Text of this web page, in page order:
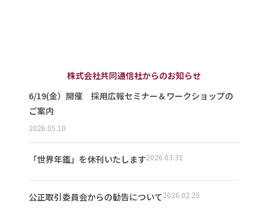
株式会社共同通信社からのお知らせ
6/19(金）開催 採用広報セミナー＆ワークショップの
ご案内
2026.05.10
「世界年鑑」を休刊いたします2026.03.31
公正取引委員会からの勧告について2026.02.25